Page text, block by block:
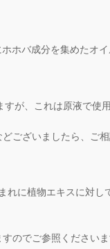
バ成分を集めたオ
が、これは原液で
ございましたら、ご相
に植物エキスに対
のでご参照くださいま